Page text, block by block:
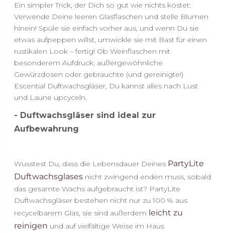
Ein simpler Trick, der Dich so gut wie nichts kostet:
Verwende Deine leeren Glasflaschen und stelle Blumen
hinein! Spüle sie einfach vorher aus, und wenn Du sie
etwas aufpeppen willst, umwickle sie mit Bast für einen
rustikalen Look – fertig! Ob Weinflaschen mit
besonderem Aufdruck, außergewöhnliche
Gewürzdosen oder gebrauchte (und gereinigte!)
Escential Duftwachsgläser, Du kannst alles nach Lust
und Laune upcyceln.
- Duftwachsgläser sind ideal zur
Aufbewahrung
Wusstest Du, dass die Lebensdauer Deines PartyLite
Duftwachsglasesnicht zwingend enden muss, sobald
das gesamte Wachs aufgebraucht ist? PartyLite
Duftwachsgläser bestehen nicht nur zu 100 % aus
recycelbarem Glas, sie sind außerdem leicht zu
reinigen und auf vielfältige Weise im Haus